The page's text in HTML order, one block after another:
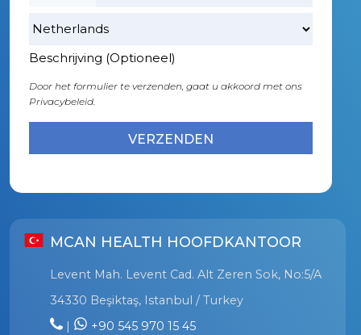
Beschrijving (Optioneel)
Door het formulier te verzenden, gaat u akkoord met ons
Privacybeleid.
MCAN HEALTH HOOFDKANTOOR
Levent Mah. Levent Cad. Alt Zeren Sok, No:5/A
34330 Beşiktaş, Istanbul / Turkey
|
+90 545 970 15 45